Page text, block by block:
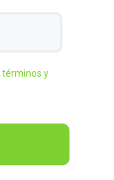
términos y